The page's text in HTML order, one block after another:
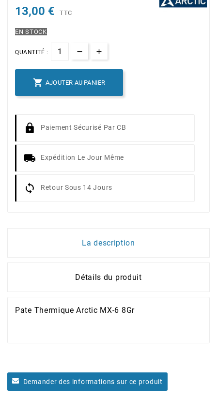
13,00 € TTC
EN STOCK
QUANTITÉ :
 AJOUTER AU PANIER
Paiement Sécurisé Par CB
Expédition Le Jour Même
Retour Sous 14 Jours
La description
Détails du produit
Pate Thermique Arctic MX-6 8Gr
Demander des informations sur ce produit